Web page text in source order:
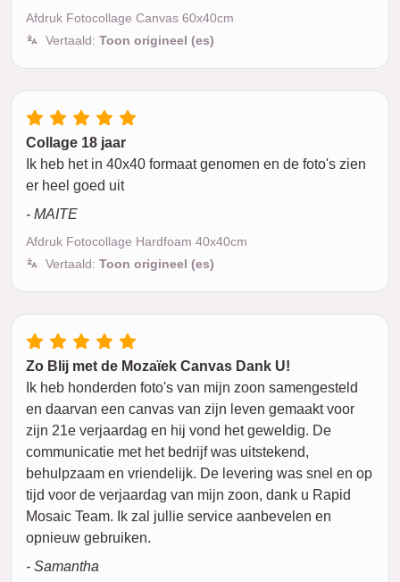
Afdruk Fotocollage Canvas 60x40cm
Vertaald: Toon origineel (es)
Collage 18 jaar
Ik heb het in 40x40 formaat genomen en de foto's zien
er heel goed uit
- MAITE
Afdruk Fotocollage Hardfoam 40x40cm
Vertaald: Toon origineel (es)
Zo Blij met de Mozaïek Canvas Dank U!
Ik heb honderden foto's van mijn zoon samengesteld
en daarvan een canvas van zijn leven gemaakt voor
zijn 21e verjaardag en hij vond het geweldig. De
communicatie met het bedrijf was uitstekend,
behulpzaam en vriendelijk. De levering was snel en op
tijd voor de verjaardag van mijn zoon, dank u Rapid
Mosaic Team. Ik zal jullie service aanbevelen en
opnieuw gebruiken.
- Samantha